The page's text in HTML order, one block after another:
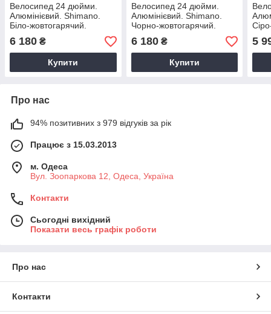
Велосипед 24 дюйми.
Алюмінієвий. Shimano.
Біло-жовтогарячий.
Дискові гальма. Shark
2401
6 180 ₴
Купити
Велосипед 24 дюйми.
Алюмінієвий. Shimano.
Чорно-жовтогарячий.
Дискові гальма. Shark
2401
6 180₴
Купити
5
Про нас
94% позитивних з 979 відгуків за рік
Працює з 15.03.2013
м. Одеса
Вул. Зоопаркова 12, Одеса, Україна
Контакти
Сьогодні вихідний
Показати весь графік роботи
Про нас
Контакти